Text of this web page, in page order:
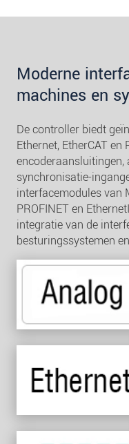
Moderne
machines en
De controller biedt
Ethernet, EtherCAT
encoderaansluitingen,
synchronisatie-
interfacemodules van
PROFINET en
integratie van de
besturingssystemen